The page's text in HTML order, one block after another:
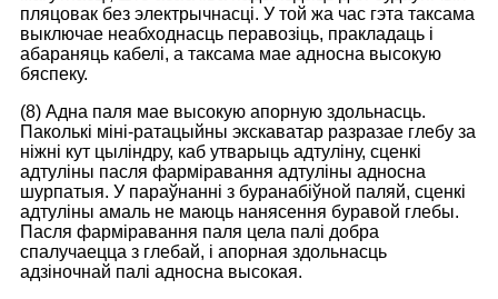
пляцовак без электрычнасці. У той жа час гэта таксама
выключае неабходнасць перавозіць, пракладаць і
абараняць кабелі, а таксама мае адносна высокую
бяспеку.
(8) Адна паля мае высокую апорную здольнасць.
Паколькі міні-ратацыйны экскаватар разразае глебу за
ніжні кут цыліндру, каб утварыць адтуліну, сценкі
адтуліны пасля фарміравання адтуліны адносна
шурпатыя. У параўнанні з буранабіўной паляй, сценкі
адтуліны амаль не маюць нанясення буравой глебы.
Пасля фарміравання паля цела палі добра
спалучаецца з глебай, і апорная здольнасць
адзіночнай палі адносна высокая.